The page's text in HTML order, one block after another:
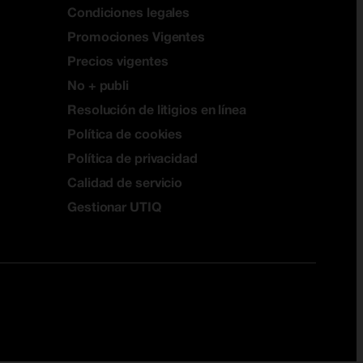
Condiciones legales
Promociones Vigentes
Precios vigentes
No + publi
Resolución de litigios en línea
Política de cookies
Política de privacidad
Calidad de servicio
Gestionar UTIQ